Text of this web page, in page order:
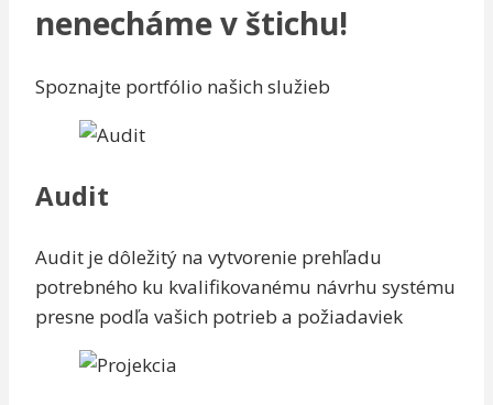
nenecháme v štichu!
Spoznajte portfólio našich služieb
Audit
Audit je dôležitý na vytvorenie prehľadu
potrebného ku kvalifikovanému návrhu systému
presne podľa vašich potrieb a požiadaviek